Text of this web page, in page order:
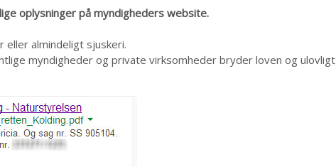
oplysninger på myndigheders website.
almindeligt sjuskeri.
myndigheder og private virksomheder bryder loven og ulovligt